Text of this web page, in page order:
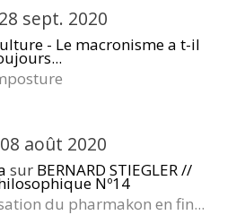
28 sept. 2020
- Le macronisme a t-il
08 août 2020
sur BERNARD STIEGLER //
Nº14
du pharmakon en fin...